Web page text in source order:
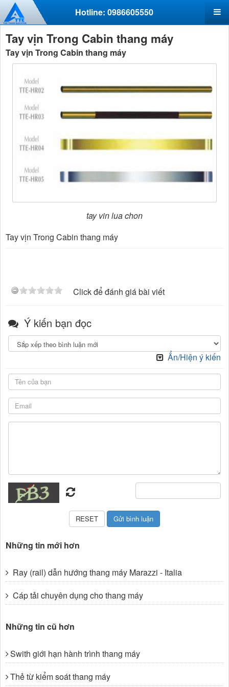
Hotline: 0986605550
Tay vịn Trong Cabin thang máy
Tay vịn Trong Cabin thang máy
tay vin lua chon
Tay vịn Trong Cabin thang máy
Click để đánh giá bài viết
Ý kiến bạn đọc
Ẩn/Hiện ý kiến
Những tin mới hơn
Ray (rail) dẫn hướng thang máy Marazzi - Italia
Cáp tải chuyên dụng cho thang máy
Những tin cũ hơn
Swith giới hạn hành trình thang máy
Thẻ từ kiểm soát thang máy